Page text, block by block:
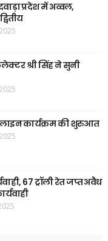
प्रदेश में अव्वल,
श्री सिंह ने सुनी
कार्यक्रम की शुरुआत
67 ट्रॉली रेत जप्त अवैध